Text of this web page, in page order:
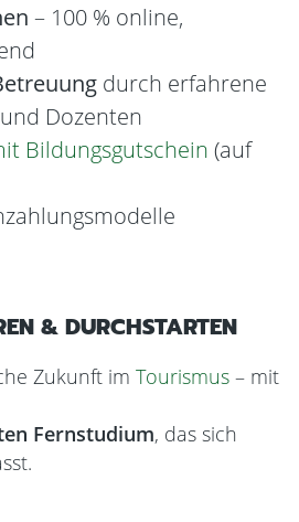
– 100 % online,
durch erfahrene
Dozenten
Bildungsgutschein (auf
& DURCHSTARTEN
Zukunft im Tourismus – mit
Fernstudium, das sich